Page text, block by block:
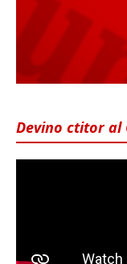
Devino ctitor al